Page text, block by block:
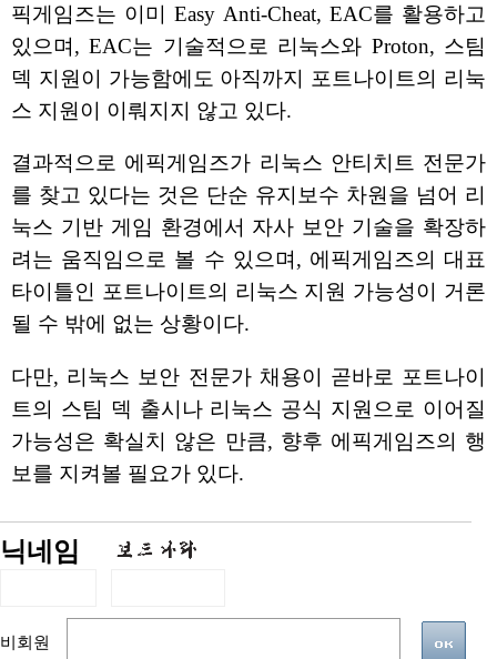
픽게임즈는 이미 Easy Anti-Cheat, EAC를 활용하고
있으며, EAC는 기술적으로 리눅스와 Proton, 스팀
덱 지원이 가능함에도 아직까지 포트나이트의 리눅
스 지원이 이뤄지지 않고 있다.
결과적으로 에픽게임즈가 리눅스 안티치트 전문가
를 찾고 있다는 것은 단순 유지보수 차원을 넘어 리
눅스 기반 게임 환경에서 자사 보안 기술을 확장하
려는 움직임으로 볼 수 있으며, 에픽게임즈의 대표
타이틀인 포트나이트의 리눅스 지원 가능성이 거론
될 수 밖에 없는 상황이다.
다만, 리눅스 보안 전문가 채용이 곧바로 포트나이
트의 스팀 덱 출시나 리눅스 공식 지원으로 이어질
가능성은 확실치 않은 만큼, 향후 에픽게임즈의 행
보를 지켜볼 필요가 있다.
닉네임
비회원